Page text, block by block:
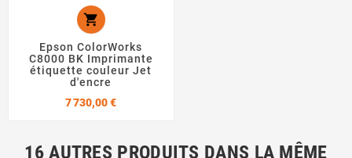

Epson ColorWorks
C8000 BK Imprimante
étiquette couleur Jet
d'encre
7 730,00 €Prix
16 AUTRES PRODUITS DANS LA MÊME